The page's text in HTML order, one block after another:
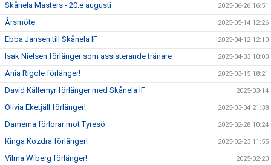
Skånela Masters - 20:e augusti 2025-06-26 16:51
Årsmöte 2025-05-14 12:26
Ebba Jansen till Skånela IF 2025-04-12 12:10
Isak Nielsen förlänger som assisterande tränare 2025-04-03 10:00
Ania Rigole förlänger! 2025-03-15 18:21
David Källemyr förlänger med Skånela IF 2025-03-14
Olivia Eketjäll förlänger! 2025-03-04 21:38
Damerna förlorar mot Tyresö 2025-02-28 10:24
Kinga Kozdra förlänger! 2025-02-23 11:55
Vilma Wiberg förlänger! 2025-02-20